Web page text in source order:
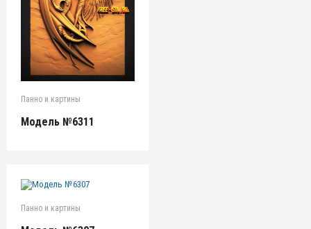
Панно и картины
Модель №6311
Панно и картины